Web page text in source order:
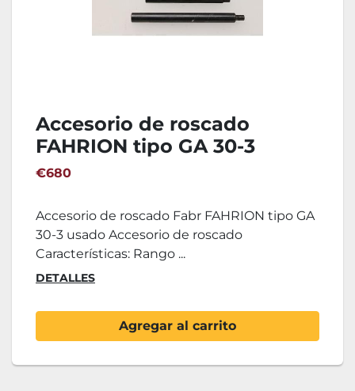
Accesorio de roscado
FAHRION tipo GA 30-3
€680
Accesorio de roscado Fabr FAHRION tipo GA
30-3 usado Accesorio de roscado
Características: Rango ...
DETALLES
Agregar al carrito